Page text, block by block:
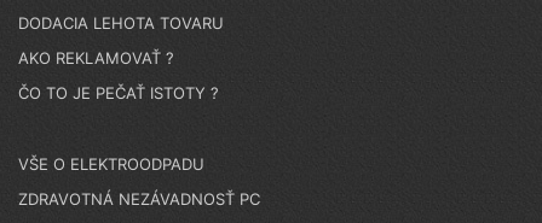
DODACIA LEHOTA TOVARU
AKO REKLAMOVAŤ ?
ČO TO JE PEČAŤ ISTOTY ?
VŠE O ELEKTROODPADU
ZDRAVOTNÁ NEZÁVADNOSŤ PC